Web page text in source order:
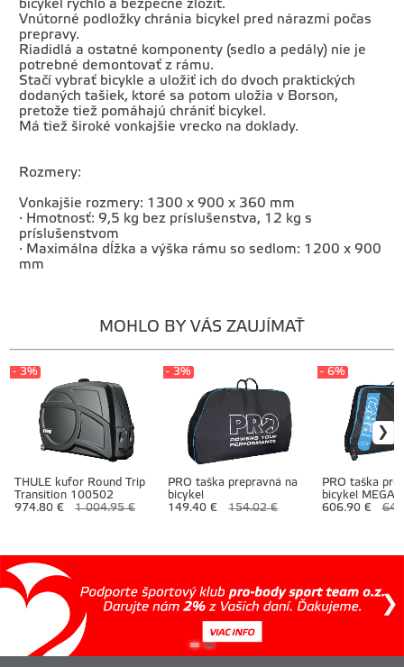
bicykel rýchlo a bezpečne zložiť.
Vnútorné podložky chránia bicykel pred nárazmi počas
prepravy.
Riadidlá a ostatné komponenty (sedlo a pedály) nie je
potrebné demontovať z rámu.
Stačí vybrať bicykle a uložiť ich do dvoch praktických
dodaných tašiek, ktoré sa potom uložia v Borson,
pretože tiež pomáhajú chrániť bicykel.
Má tiež široké vonkajšie vrecko na doklady.
Rozmery:
Vonkajšie rozmery: 1300 x 900 x 360 mm
· Hmotnosť: 9,5 kg bez príslušenstva, 12 kg s
príslušenstvom
· Maximálna dĺžka a výška rámu so sedlom: 1200 x 900
mm
MOHLO BY VÁS ZAUJÍMAŤ
THULE kufor Round Trip
Transition 100502
- 3%
974.80 € 1 004.95 €
PRO taška prepravná na
bicykel
- 3%
149.40 € 154.02 €
PRO taška
bicykel MEGA
- 6%
606.90 €